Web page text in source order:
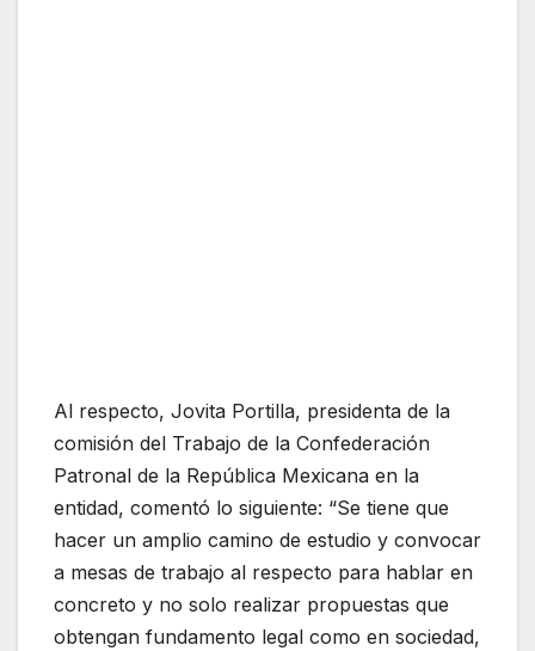
Al respecto, Jovita Portilla, presidenta de la
comisión del Trabajo de la Confederación
Patronal de la República Mexicana en la
entidad, comentó lo siguiente: “Se tiene que
hacer un amplio camino de estudio y convocar
a mesas de trabajo al respecto para hablar en
concreto y no solo realizar propuestas que
obtengan fundamento legal como en sociedad,